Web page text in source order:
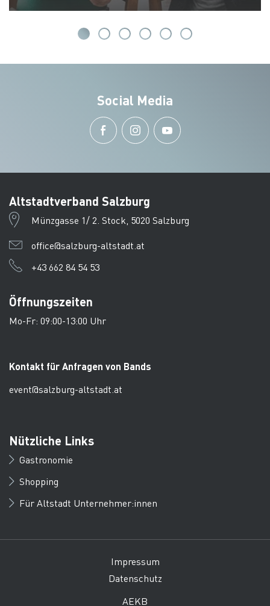
Social Media
Altstadtverband Salzburg
Münzgasse 1/ 2. Stock, 5020 Salzburg
office@salzburg-altstadt.at
+43 662 84 54 53
Öffnungszeiten
Mo-Fr: 09:00-13:00 Uhr
Kontakt für Anfragen von Bands
event@salzburg-altstadt.at
Nützliche Links
Gastronomie
Shopping
Für Altstadt Unternehmer:innen
Impressum
Datenschutz
AEKB